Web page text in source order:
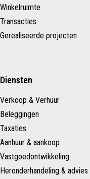
Winkelruimte
Transacties
Gerealiseerde projecten
Diensten
Verkoop & Verhuur
Beleggingen
Taxaties
Aanhuur & aankoop
Vastgoedontwikkeling
Heronderhandeling & advies